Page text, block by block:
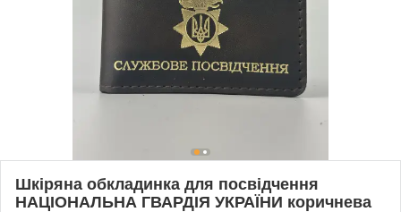
Шкіряна обкладинка для посвідчення
НАЦІОНАЛЬНА ГВАРДІЯ УКРАЇНИ коричнева